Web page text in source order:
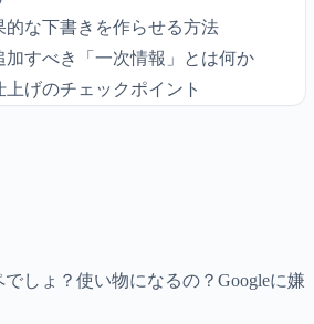
的な下書きを作らせる方法
加すべき「一次情報」とは何か
上げのチェックポイント
しょ？使い物になるの？Googleに嫌